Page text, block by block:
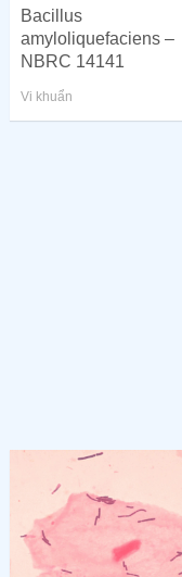
Bacillus
amyloliquefaciens –
NBRC 14141
Vi khuẩn